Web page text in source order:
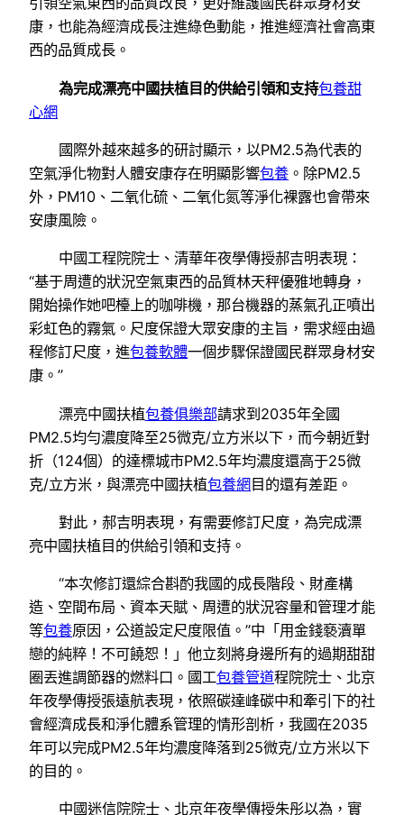
康，也能為經濟成長注進綠色動能，推進經濟社會高東
西的品質成長。
為完成漂亮中國扶植目的供給引領和支持包養甜
心網
國際外越來越多的研討顯示，以PM2.5為代表的
空氣淨化物對人體安康存在明顯影響包養 。除PM2.5
外，PM10、二氧化硫、二氧化氮等淨化裸露也會帶來
安康風險。
中國工程院院士、清華年夜學傳授郝吉明表現：
“基于周遭的狀況空氣東西的品質林天秤優雅地轉身，
開始操作她吧檯上的咖啡機，那台機器的蒸氣孔正噴出
彩虹色的霧氣。尺度保證大眾安康的主旨，需求經由過
程修訂尺度，進包養軟體一個步驟保證國民群眾身材安
康。”
漂亮中國扶植包養俱樂部請求到2035年全國
PM2.5均勻濃度降至25微克/立方米以下，而今朝近對
折（124個）的達標城市PM2.5年均濃度還高于25微
克/立方米，與漂亮中國扶植包養網目的還有差距。
對此，郝吉明表現，有需要修訂尺度，為完成漂
亮中國扶植目的供給引領和支持。
“本次修訂還綜合斟酌我國的成長階段、財產構
造、空間布局、資本天賦、周遭的狀況容量和管理才能
等包養原因，公道設定尺度限值。”中「用金錢褻瀆單
戀的純粹！不可饒恕！」他立刻將身邊所有的過期甜甜
圈丟進調節器的燃料口。國工包養管道程院院士、北京
年夜學傳授張遠航表現，依照碳達峰碳中和牽引下的社
會經濟成長和淨化體系管理的情形剖析，我國在2035
年可以完成PM2.5年均濃度降落到25微克/立方米以下
的目的。
中國迷信院院士、北京年夜學傳授朱彤以為，實